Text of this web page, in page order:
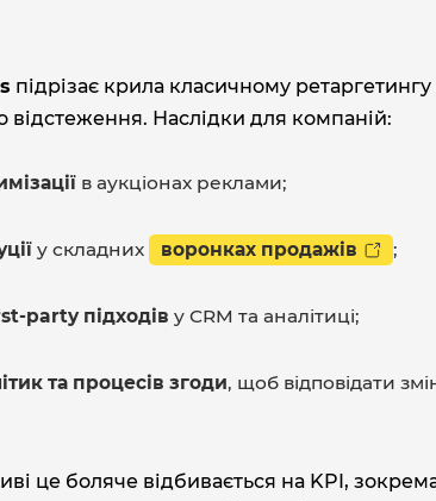
підрізає крила класичному
відстеження. Наслідки для компаній:
в аукціонах реклами;
у складних воронках продажів ;
підходів у CRM та аналітиці;
та процесів згоди, щоб відповідати
це боляче відбивається на KPI,